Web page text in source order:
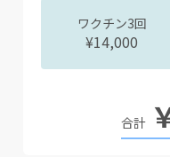
ワクチン3回
¥14,000